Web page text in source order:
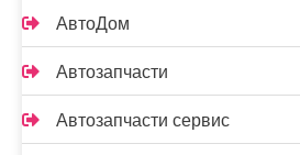
АвтоДом
Автозапчасти
Автозапчасти сервис